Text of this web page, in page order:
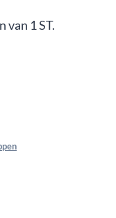
van 1 ST.